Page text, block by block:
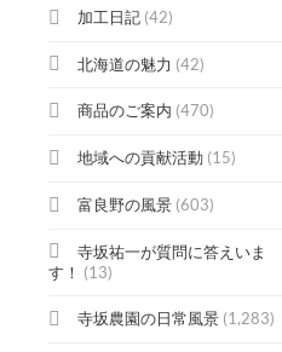
加工日記 (42)
北海道の魅力 (42)
商品のご案内 (470)
地域への貢献活動 (15)
富良野の風景 (603)
寺坂祐一が質問に答えいま
す！ (13)
寺坂農園の日常風景 (1,283)